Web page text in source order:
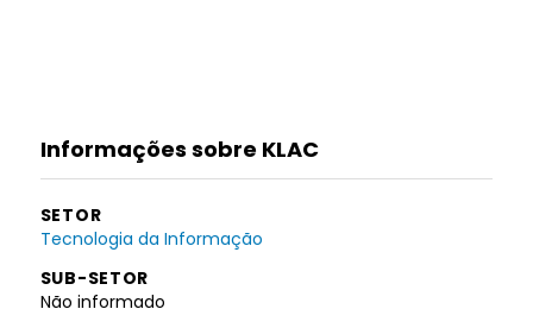
Informações sobre KLAC
SETOR
Tecnologia da Informação
SUB-SETOR
Não informado